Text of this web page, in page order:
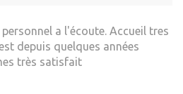
a l'écoute. Accueil tres
depuis quelques années
très satisfait